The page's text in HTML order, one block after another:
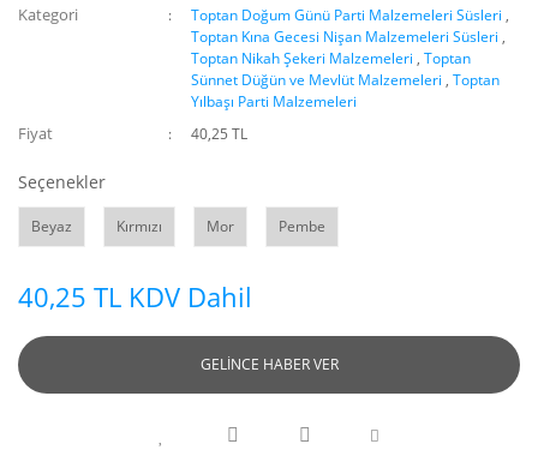
Kategori Toptan Doğum Günü Parti Malzemeleri Süsleri ,
Toptan Kına Gecesi Nişan Malzemeleri Süsleri ,
Toptan Nikah Şekeri Malzemeleri ,Toptan
Sünnet Düğün ve Mevlüt Malzemeleri ,Toptan
Yılbaşı Parti Malzemeleri
Fiyat 40,25 TL
Seçenekler
Beyaz Kırmızı Mor Pembe
40,25 TL KDV Dahil
GELİNCE HABER VER